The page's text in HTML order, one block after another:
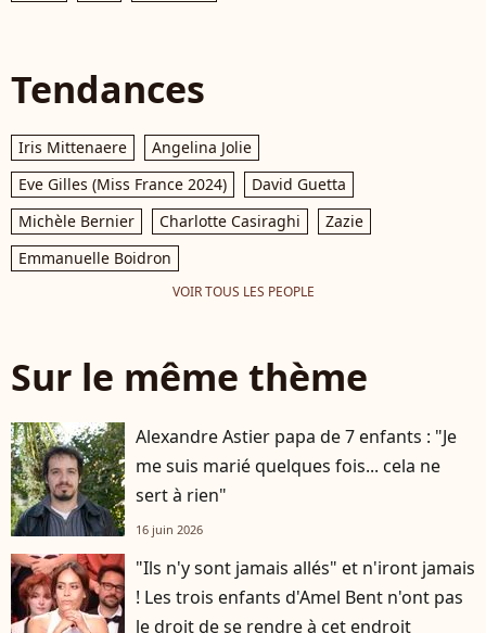
Tendances
Iris Mittenaere
Angelina Jolie
Eve Gilles (Miss France 2024)
David Guetta
Michèle Bernier
Charlotte Casiraghi
Zazie
Emmanuelle Boidron
VOIR TOUS LES PEOPLE
Sur le même thème
Alexandre Astier papa de 7 enfants : "Je
me suis marié quelques fois... cela ne
sert à rien"
16 juin 2026
"Ils n'y sont jamais allés" et n'iront jamais
! Les trois enfants d'Amel Bent n'ont pas
le droit de se rendre à cet endroit